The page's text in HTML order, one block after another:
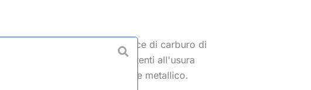
STB, note anche come strisce di carburo di
ad alta durezza e resistenti all'usura
di tungsteno e da un legante metallico.